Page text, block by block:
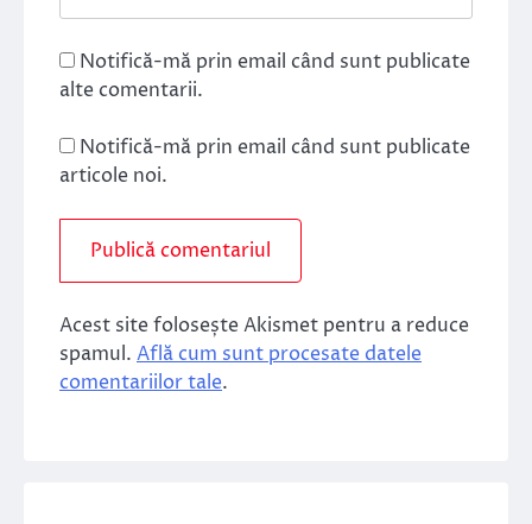
Notifică-mă prin email când sunt publicate
alte comentarii.
Notifică-mă prin email când sunt publicate
articole noi.
Acest site folosește Akismet pentru a reduce
spamul. Află cum sunt procesate datele
comentariilor tale.